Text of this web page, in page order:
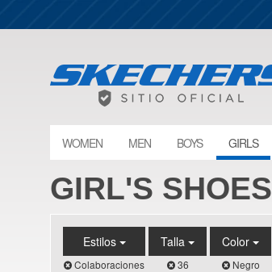
WOMEN MEN BOYS GIRLS
GIRL'S SHOES
Estilos
Colaboraciones
Talla
36
Color
Negro